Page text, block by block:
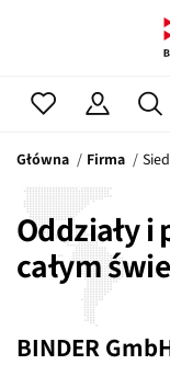
Główna Firma
Oddziały
całym
BINDER